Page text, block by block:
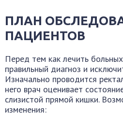
ПЛАН
ПАЦИЕНТОВ
Перед тем как лечить
правильный диагноз и
Изначально проводится
него врач оценивает
слизистой прямой кишки.
изменения: